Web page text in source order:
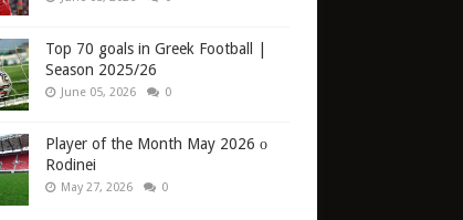
Top 70 goals in Greek Football |
Season 2025/26
June 05, 2026 0
Player of the Month May 2026 ο
Rodinei
May 27, 2026 0